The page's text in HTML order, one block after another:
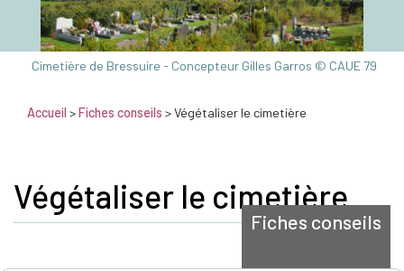
Cimetière de Bressuire - Concepteur Gilles Garros © CAUE 79
Accueil >Fiches conseils > Végétaliser le cimetière
Végétaliser le cimetière
Fiches conseils